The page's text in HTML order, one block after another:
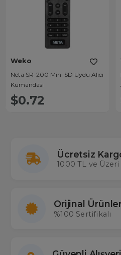
Weko
Neta SR-200 Mini SD Uydu Alıcı
Kumandası
$0.72
Ücretsiz
1000 TL ve Üzeri
Orijinal
%100 Sertifikalı